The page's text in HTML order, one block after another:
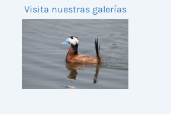
Visita nuestras galerías